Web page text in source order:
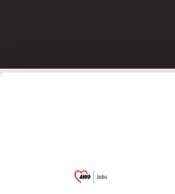
Garitz
(Ein Tochterunternehmen des
Bezirksverbandes